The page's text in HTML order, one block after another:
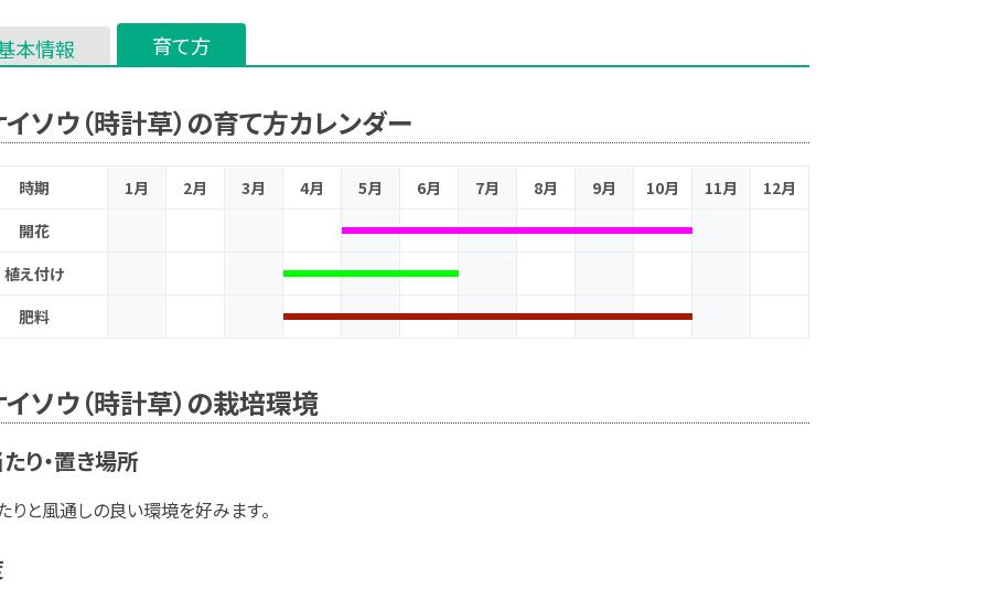
本情報 育て方
ソウ（時計草）の育て方カレンダー
時期 1月 2月 3月 4月 5月 6月 7月 8月 9月 10月 11月
12月
開花
植え付け
肥料
イソウ（時計草）の栽培環境
り・置き場所
りと風通しの良い環境を好みます。